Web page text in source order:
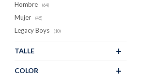
Hombre (64)
Mujer (45)
Legacy Boys (10)
TALLE
COLOR